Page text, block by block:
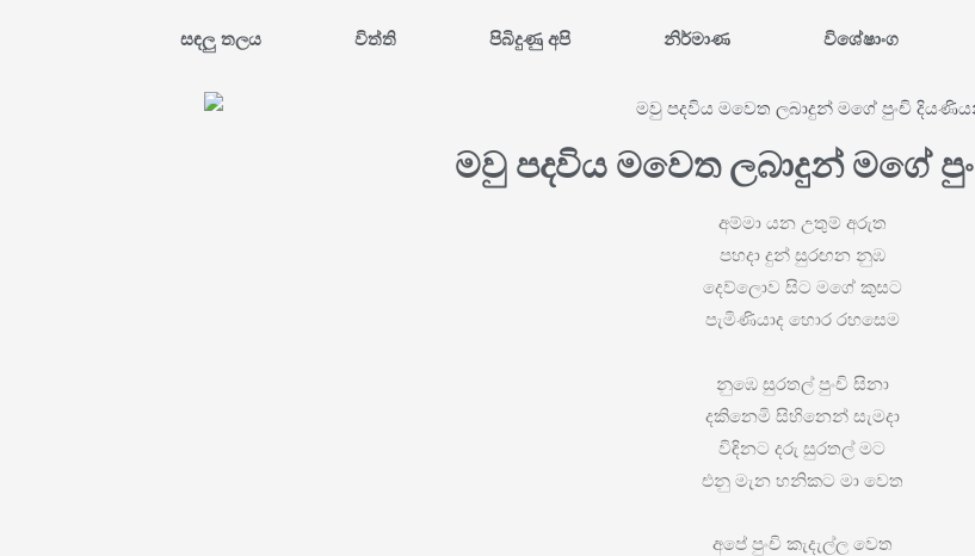
සඳලු තලය විත්ති පිබිදුණු අපි නිර්මාණ විශේෂාංග
මවු පදවිය මවෙත ලබාදුන් මගේ
අම්මා යන උතුම් අරුත
පහදා දුන් සුරඟන නුඹ
දෙව්ලොව සිට ම‌ගේ කුසට
පැමිණියාද හොර රහසෙම
නුඹෙ සුරතල් පුංචි සිනා
දකිනෙමි සිහිනෙන් සැමදා
විඳිනට දරු සුරතල් මට
එනු මැන හනිකට මා වෙත
අපේ පුංචි කැදැල්ල වෙත